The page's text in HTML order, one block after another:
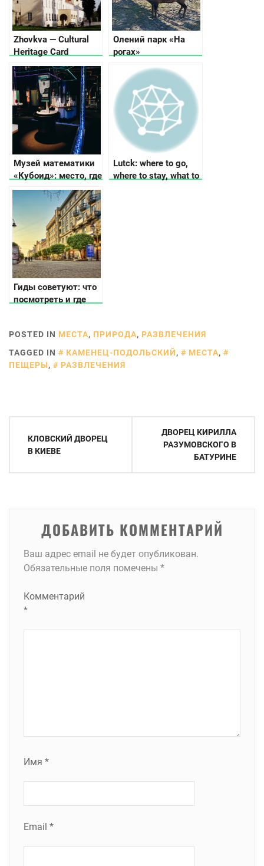
Zhovkva — Cultural
Heritage Card
Олений парк «На
рогах»
Музей математики
«Кубоид»: место, где
числа оживают
Lutck: where to go,
where to stay, what to
Гиды советуют: что
посмотреть и где
Украины
POSTED IN МЕСТА, ПРИРОДА, РАЗВЛЕЧЕНИЯ
TAGGED IN
КАМЕНЕЦ-ПОДОЛЬСКИЙ, МЕСТА,
ПЕЩЕРЫ, РАЗВЛЕЧЕНИЯ
КЛОВСКИЙ ДВОРЕЦ
В КИЕВЕ
ДВОРЕЦ КИРИЛЛА
РАЗУМОВСКОГО В
БАТУРИНЕ
ДОБАВИТЬ КОММЕНТАРИЙ
Ваш адрес email не будет опубликован.
Обязательные поля помечены *
Комментарий
*
Имя *
Email *